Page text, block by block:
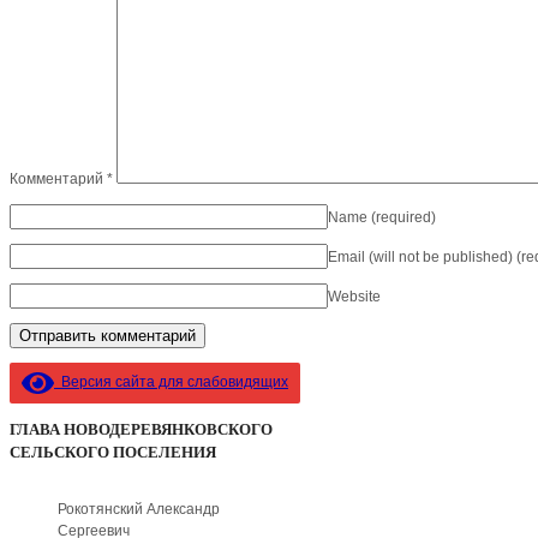
Комментарий *
Name (required)
Email (will not be published)
Website
Версия сайта для слабовидящих
ГЛАВА НОВОДЕРЕВЯНКОВСКОГО
СЕЛЬСКОГО ПОСЕЛЕНИЯ
Рокотянский Александр
Сергеевич